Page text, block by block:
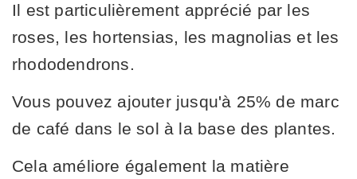
Il est particulièrement apprécié par les
roses, les hortensias, les magnolias et les
rhododendrons.
Vous pouvez ajouter jusqu'à 25% de marc
de café dans le sol à la base des plantes.
Cela améliore également la matière